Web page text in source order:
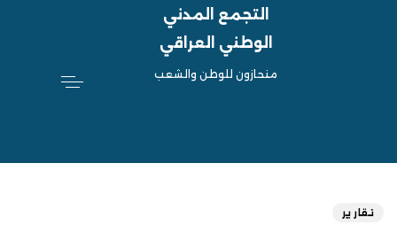
التجمع المدني
الوطني العراقي
منحازون للوطن والشعب
تقارير